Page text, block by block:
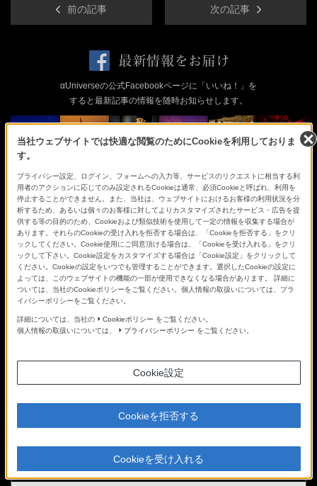
前の記事 次の記事
αUniverseの公式Facebookページに「いいね！」を
すると最新記事の情報を随時お知らせします。
関連記事
FE 100mm F2.8 Macro GM OSS Debut
当社ウェブサイトでは快適な閲覧のためにCookieを利用しておりま
す。
プライバシー設定、ログイン、フォームへの入力等、サービスのリクエストに相当する利
用者のアクションに応じてのみ設定されるCookieは通常、必須Cookieと呼ばれ、利用を
停止することができません。また、当社は、ウェブサイトにおけるお客様の利用状況を分
析するため、あるいは個々のお客様に対してよりカスタマイズされたサービス・広告を提
供する等の目的のため、Cookieおよび類似技術を使用して一定の情報を収集する場合が
あります。それらのCookieの受け入れを拒否する場合は、「Cookieを拒否する」をクリ
ックしてください。Cookie使用にご同意頂ける場合は、「Cookieを受け入れる」をクリ
ックして下さい。Cookie設定をカスタマイズする場合は「Cookie設定」をクリックして
ください。Cookieの設定をいつでも管理することができます。選択したCookieの設定に
よっては、このウェブサイトの機能の一部が使用できなくなる場合があります。 詳細に
ついては、当社のCookieポリシーをご覧ください。個人情報の取扱いについては、プラ
イバシーポリシーをご覧ください。
詳細については、当社の Cookieポリシー をご覧ください。
個人情報の取扱いについては、
プライバシーポリシー をご覧ください。
Cookie設定
Cookieを拒否する
Cookieを受け入れる